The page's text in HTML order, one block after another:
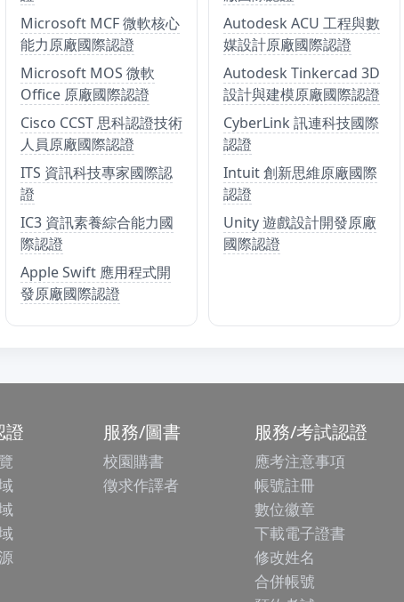
Microsoft MCF 微軟核心
能力原廠國際認證
Microsoft MOS 微軟
Office 原廠國際認證
Cisco CCST 思科認證技術
人員原廠國際認證
ITS 資訊科技專家國際認
證
IC3 資訊素養綜合能力國
際認證
Apple Swift 應用程式開
發原廠國際認證
Autodesk ACU 工程與數
媒設計原廠國際認證
Autodesk Tinkercad 3D
設計與建模原廠國際認證
CyberLink 訊連科技國際
認證
Intuit 創新思維原廠國際
認證
Unity 遊戲設計開發原廠
國際認證
證 服務/圖書
校園購書
徵求作譯者
服務/考試認證
應考注意事項
帳號註冊
數位徽章
下載電子證書
修改姓名
合併帳號